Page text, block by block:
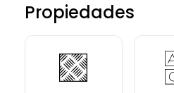
Propiedades